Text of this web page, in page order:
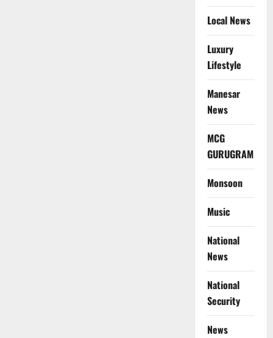
Local News
Luxury
Lifestyle
Manesar
News
MCG
GURUGRAM
Monsoon
Music
National
News
National
Security
News